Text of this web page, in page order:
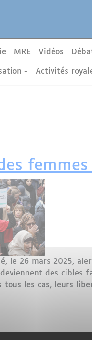
MRE Vidéos
Activités
le 26 mars 2025,
des cibles
les cas, leurs